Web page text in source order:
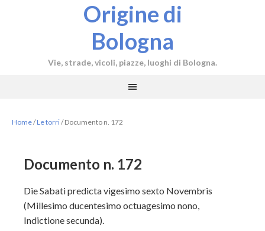
Origine di
Bologna
Vie, strade, vicoli, piazze, luoghi di Bologna.
Home/Le torri/Documento n. 172
Documento n. 172
Die Sabati predicta vigesimo sexto Novembris
(Millesimo ducentesimo octuagesimo nono,
Indictione secunda).